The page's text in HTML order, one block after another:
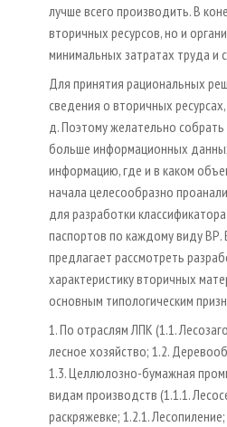
лучше всего производить. В
вторичных ресурсов, но и
минимальных затратах труда и
Для принятия рациональных
сведения о вторичных
д. Поэтому желательно
больше информационных
информацию, где и в каком
начала целесообразно
для разработки
паспортов по каждому виду ВР.
предлагает рассмотреть
характеристику вторичных
основным типологическим
1. По отраслям ЛПК (1.1.
лесное хозяйство; 1.2.
1.3. Целлюлозно-бумажная
видам производств (1.1.1.
раскряжевке; 1.2.1.